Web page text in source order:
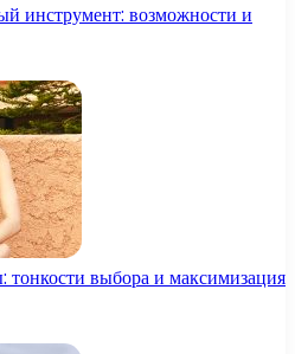
инструмент: возможности и
выбора и максимизация